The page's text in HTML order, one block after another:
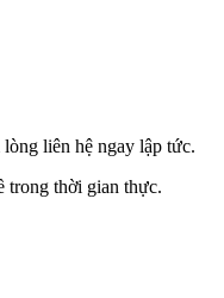
liên hệ ngay lập tức.
trong thời gian thực.